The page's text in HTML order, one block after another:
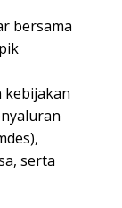
bersama
kebijakan
serta